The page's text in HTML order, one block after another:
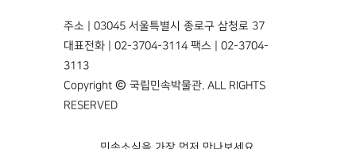
주소 | 03045 서울특별시 종로구 삼청로 37
대표전화 | 02-3704-3114 팩스 | 02-3704-
3113
Copyright © 국립민속박물관. ALL RIGHTS
RESERVED